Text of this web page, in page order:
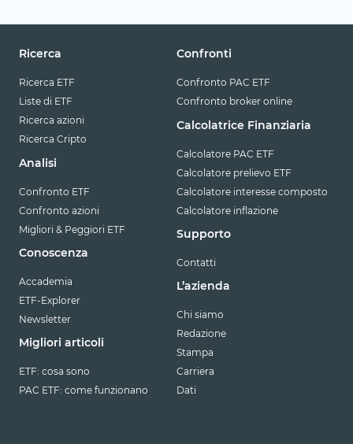
Ricerca
Ricerca ETF
Liste di ETF
Ricerca azioni
Ricerca Cripto
Analisi
Confronto ETF
Confronto azioni
Migliori & Peggiori ETF
Conoscenza
Accademia
ETF-Explorer
Newsletter
Migliori articoli
ETF: cosa sono
PAC ETF: come funzionano
Confronti
Confronto PAC ETF
Confronto broker online
Calcolatrice Finanziaria
Calcolatore PAC ETF
Calcolatore prelievo ETF
Calcolatore interesse composto
Calcolatore inflazione
Supporto
Contatti
L’azienda
Chi siamo
Redazione
Stampa
Carriera
Dati